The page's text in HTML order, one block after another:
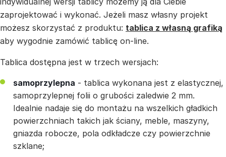
zaprojektować i wykonać. Jeżeli masz własny projekt
możesz skorzystać z produktu: tablica z własną grafiką
aby wygodnie zamówić tablicę on-line.
Tablica dostępna jest w trzech wersjach:
samoprzylepna - tablica wykonana jest z elastycznej,
samoprzylepnej folii o grubości zaledwie 2 mm.
Idealnie nadaje się do montażu na wszelkich gładkich
powierzchniach takich jak ściany, meble, maszyny,
gniazda robocze, pola odkładcze czy powierzchnie
szklane;